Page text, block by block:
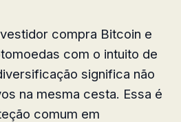
compra Bitcoin e
com o intuito de
significa não
na mesma cesta. Essa é
comum em